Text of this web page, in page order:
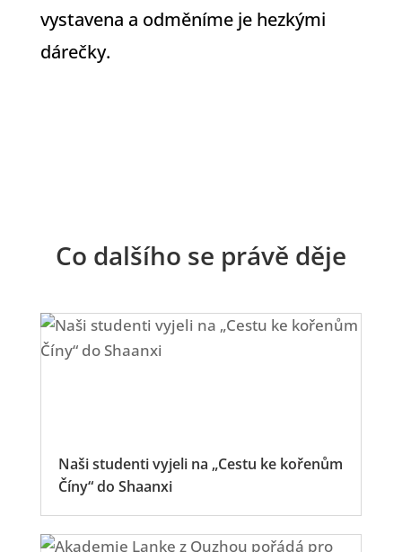
vystavena a odměníme je hezkými
dárečky.
Co dalšího se právě děje
Naši studenti vyjeli na „Cestu ke kořenům
Číny“ do Shaanxi